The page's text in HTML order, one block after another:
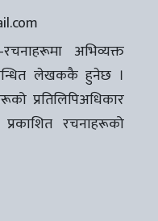
अभिव्यक्त
लेखककै हुनेछ ।
प्रतिलिपिअधिकार
रचनाहरूको